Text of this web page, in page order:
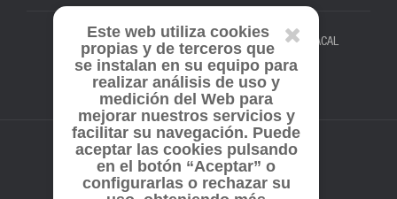
Suscríbete para estar al tanto de todas las novedades de ACAL
Este web utiliza cookies
propias y de terceros que
se instalan en su equipo para
realizar análisis de uso y
medición del Web para
mejorar nuestros servicios y
facilitar su navegación. Puede
aceptar las cookies pulsando
en el botón “Aceptar” o
configurarlas o rechazar su